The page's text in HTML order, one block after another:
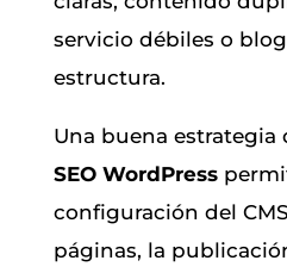
servicio débiles o
estructura.
Una buena estrategia
SEO WordPress
configuración del
páginas, la